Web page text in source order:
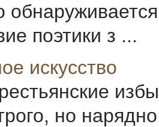
поэтики з ...
искусство
но